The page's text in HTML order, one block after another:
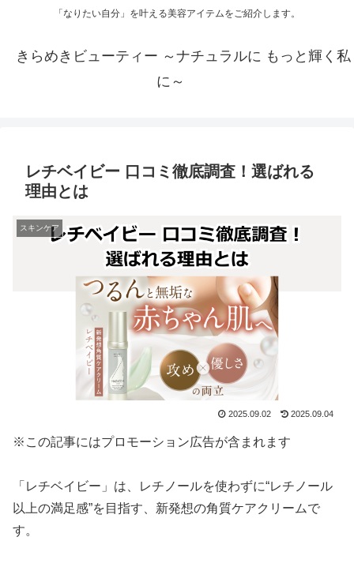
「なりたい自分」を叶える美容アイテムをご紹介します。
きらめきビューティー ～ナチュラルに もっと輝く私
に～
レチベイビー 口コミ徹底調査！選ばれる
理由とは
スキンケア
2025.09.02 2025.09.04
※この記事にはプロモーション広告が含まれます
「レチベイビー」は、レチノールを使わずに“レチノール
以上の満足感”を目指す、新発想の角質ケアクリームで
す。